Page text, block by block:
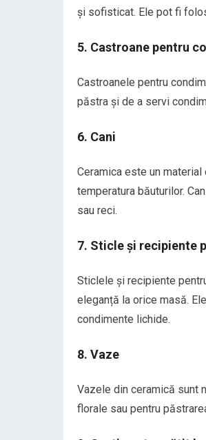
și sofisticat. Ele pot fi
5. Castroane pentru
Castroanele pentru
păstra și de a servi
6. Cani
Ceramica este un
temperatura băuturilor.
sau reci.
7. Sticle și recipiente
Sticlele și recipiente
eleganță la orice masă.
condimente lichide.
8. Vaze
Vazele din ceramică sunt
florale sau pentru